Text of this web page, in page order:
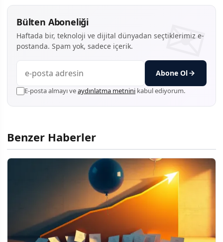
Bülten Aboneliği
Haftada bir, teknoloji ve dijital dünyadan seçtiklerimiz e-
postanda. Spam yok, sadece içerik.
Abone Ol
E-posta almayı veaydınlatma metnini kabul ediyorum.
Benzer Haberler